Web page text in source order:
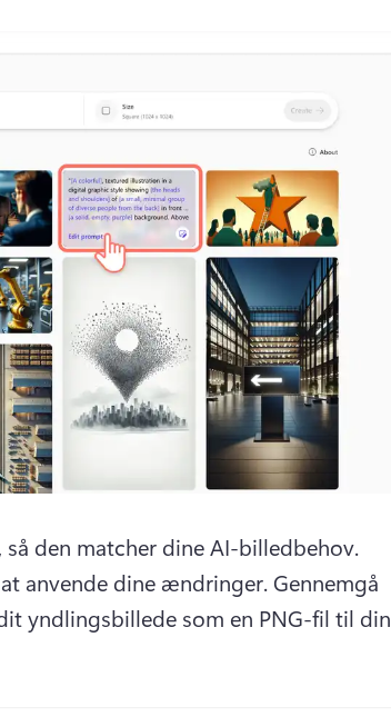
anvende dine ændringer. Gennemgå
yndlingsbillede som en PNG-fil til din